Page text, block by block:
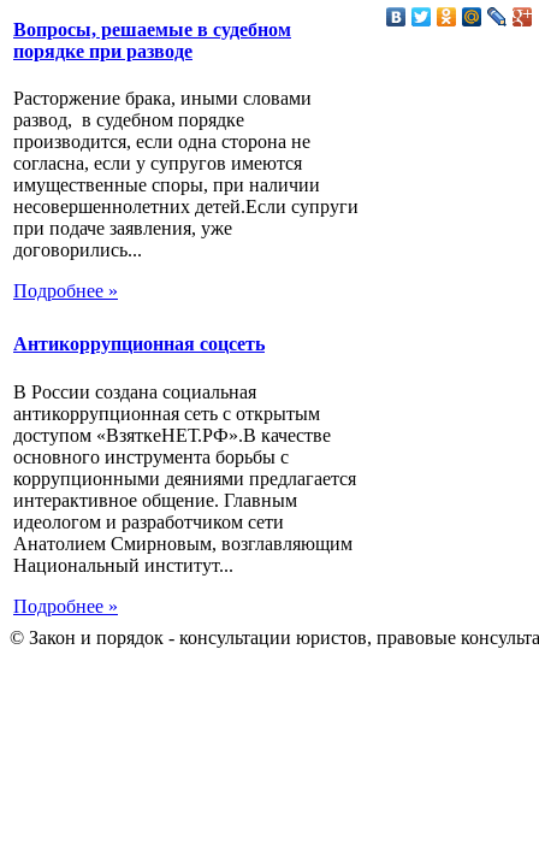
Вопросы, решаемые в судебном
порядке при разводе
Расторжение брака, иными словами
развод, в судебном порядке
производится, если одна сторона не
согласна, если у супругов имеются
имущественные споры, при наличии
несовершеннолетних детей.Если супруги
при подаче заявления, уже
договорились...
Подробнее »
Антикоррупционная соцсеть
В России создана социальная
антикоррупционная сеть с открытым
доступом «ВзяткеНЕТ.РФ».В качестве
основного инструмента борьбы с
коррупционными деяниями предлагается
интерактивное общение. Главным
идеологом и разработчиком сети
Анатолием Смирновым, возглавляющим
Национальный институт...
Подробнее »
© Закон и порядок - консультации юристов, правовые